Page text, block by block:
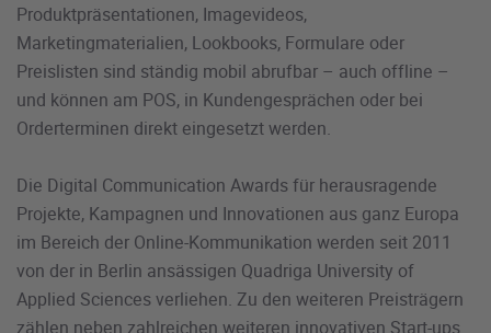
Produktpräsentationen, Imagevideos,
Marketingmaterialien, Lookbooks, Formulare oder
Preislisten sind ständig mobil abrufbar – auch offline –
und können am POS, in Kundengesprächen oder bei
Orderterminen direkt eingesetzt werden.
Die Digital Communication Awards für herausragende
Projekte, Kampagnen und Innovationen aus ganz Europa
im Bereich der Online-Kommunikation werden seit 2011
von der in Berlin ansässigen Quadriga University of
Applied Sciences verliehen. Zu den weiteren Preisträgern